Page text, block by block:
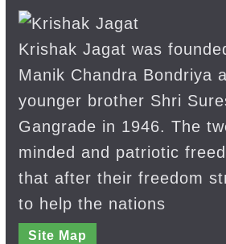
Krishak Jagat was
Manik Chandra Bondriya
younger brother Shri
Gangrade in 1946. The
minded and patriotic
that after their freedom
to help the nations
Site Map